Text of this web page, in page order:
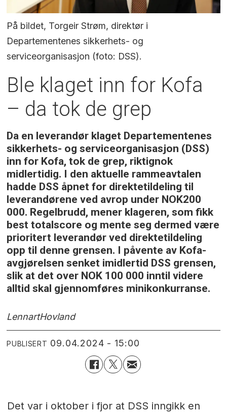
På bildet, Torgeir Strøm, direktør i
Departementenes sikkerhets- og
serviceorganisasjon (foto: DSS).
Ble klaget inn for Kofa
– da tok de grep
Da en leverandør klaget Departementenes
sikkerhets- og serviceorganisasjon (DSS)
inn for Kofa, tok de grep, riktignok
midlertidig. I den aktuelle rammeavtalen
hadde DSS åpnet for direktetildeling til
leverandørene ved avrop under NOK200
000. Regelbrudd, mener klageren, som fikk
best totalscore og mente seg dermed være
prioritert leverandør ved direktetildeling
opp til denne grensen. I påvente av Kofa-
avgjørelsen senket imidlertid DSS grensen,
slik at det over NOK 100 000 inntil videre
alltid skal gjennomføres minikonkurranse.
LennartHovland
PUBLISERT 09.04.2024 - 15:00
Det var i oktober i fjor at DSS inngikk en